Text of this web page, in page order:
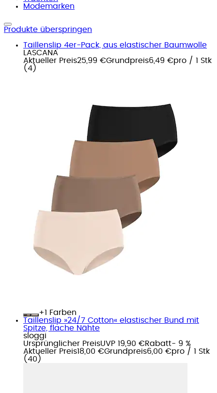
Modemarken
Produkte überspringen
Taillenslip 4er-Pack, aus elastischer Baumwolle
LASCANA
Aktueller Preis25,99 €Grundpreis6,49 €pro / 1 Stk
( 4 )
+
Farben
Taillenslip »24/7 Cotton« elastischer Bund mit
Spitze, flache Nähte
sloggi
Ursprünglicher PreisUVP 19,90 €Rabatt- 9 %
Aktueller Preis18,00 €Grundpreis6,00 €pro / 1 Stk
( 40 )